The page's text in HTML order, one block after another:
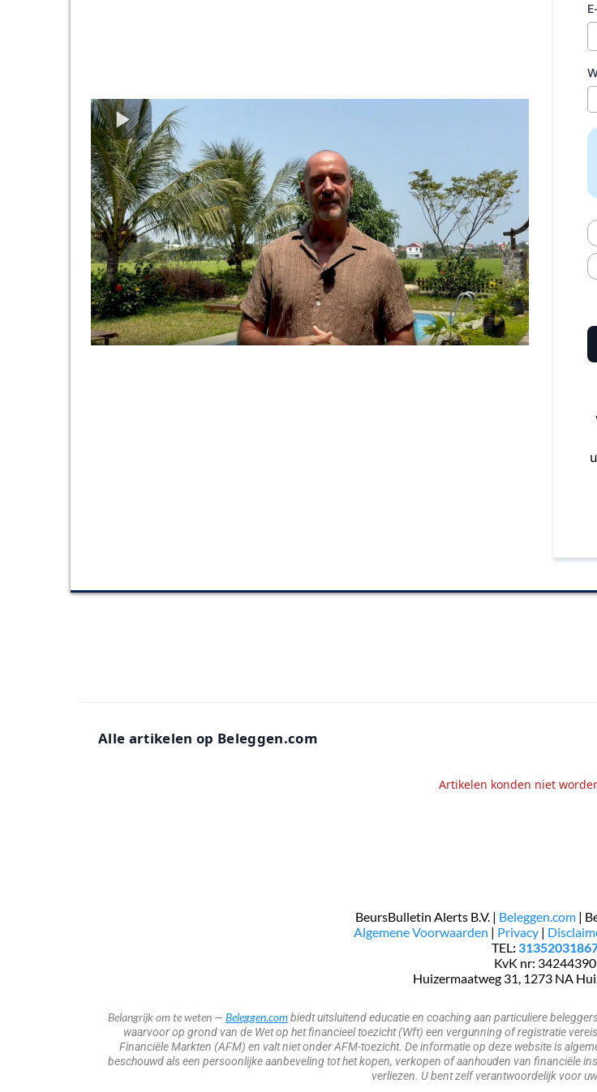
Alle artikelen op Beleggen.com
Artikelen konden niet
BeursBulletin Alerts B.V. | Beleggen.com|
​Algemene Voorwaarden | Privacy |
TEL :
KvK nr: 34244390
Huizermaatweg 31, 1273 NA
Belangrijk om te weten — Beleggen.combiedt uitsluitend educatie en coaching aan particuliere
waarvoor op grond van de Wet op het financieel toezicht (Wft) een vergunning of registratie
Financiële Markten (AFM) en valt niet onder AFM-toezicht. De informatie op deze website is
beschouwd als een persoonlijke aanbeveling tot het kopen, verkopen of aanhouden van financiële
verliezen. U bent zelf verantwoordelijk voor